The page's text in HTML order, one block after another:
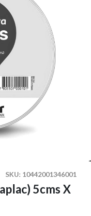
SKU: 10442001346001
5cms X